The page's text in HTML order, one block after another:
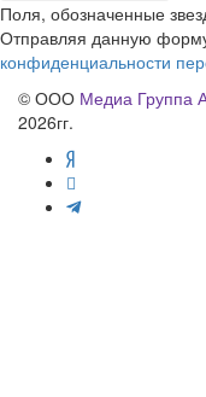
Поля, обозначенные
Отправляя данную
конфиденциальности
© ООО Медиа Группа
2026гг.